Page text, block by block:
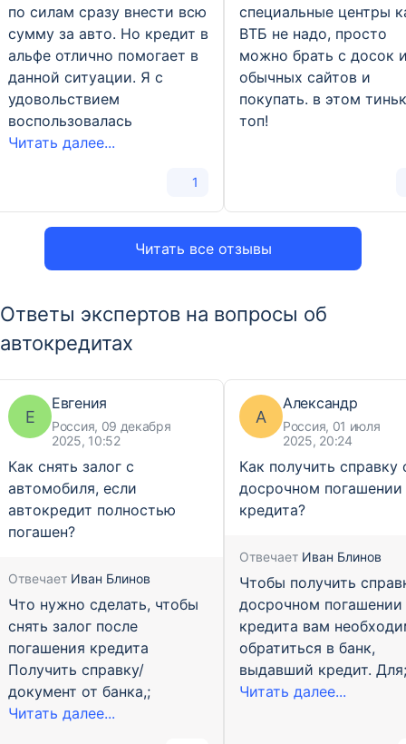
Читать все отзывы
по силам сразу внести всю
сумму за авто. Но кредит в
альфе отлично помогает в
данной ситуации. Я с
удовольствием
воспользовалась
Читать далее...
1
специальные центры
ВТБ не надо, просто
можно брать с досок
обычных сайтов и
покупать. в этом
топ!
Ответы экспертов на вопросы об
автокредитах
Е
Евгения
Россия, 09 декабря
2025, 10:52
Как снять залог с
автомобиля, если
автокредит полностью
погашен?
Отвечает Иван Блинов
Что нужно сделать, чтобы
снять залог после
погашения кредита
Получить справку/
документ от банка,;
Читать далее...
А
Александр
Россия, 01 июля
2025, 20:24
Как получить справку
досрочном погашении
кредита?
Отвечает Иван Блинов
Чтобы получить
досрочном погашении
кредита вам
обратиться в банк,
выдавший кредит. Для;
Читать далее...